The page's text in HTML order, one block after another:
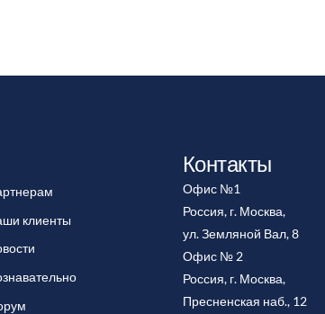
клиенты
Контакты
Офис №1
Россия, г. Москва,
ул. Земляной Вал, 8
Офис № 2
Россия, г. Москва,
Пресненская наб., 12